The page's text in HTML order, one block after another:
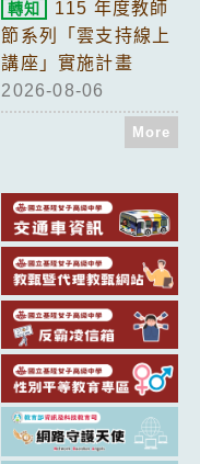
轉知
115 年度教師
節系列「雲支持線上
講座」實施計畫
2026-08-06
More